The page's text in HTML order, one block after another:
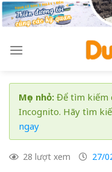
Skip
to
Mẹo nhỏ: Để tìm kiếm
Incognito. Hãy tìm
ngay
28 lượt xem 27/